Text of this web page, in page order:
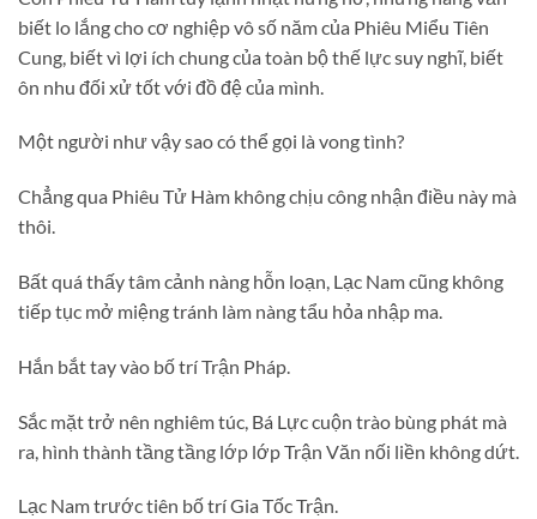
biết lo lắng cho cơ nghiệp vô số năm của Phiêu Miểu Tiên
Cung, biết vì lợi ích chung của toàn bộ thế lực suy nghĩ, biết
ôn nhu đối xử tốt với đồ đệ của mình.
Một người như vậy sao có thể gọi là vong tình?
Chẳng qua Phiêu Tử Hàm không chịu công nhận điều này mà
thôi.
Bất quá thấy tâm cảnh nàng hỗn loạn, Lạc Nam cũng không
tiếp tục mở miệng tránh làm nàng tẩu hỏa nhập ma.
Hắn bắt tay vào bố trí Trận Pháp.
Sắc mặt trở nên nghiêm túc, Bá Lực cuộn trào bùng phát mà
ra, hình thành tầng tầng lớp lớp Trận Văn nối liền không dứt.
Lạc Nam trước tiên bố trí Gia Tốc Trận.